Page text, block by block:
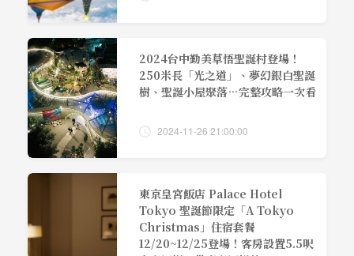
2024台中勤美草悟聖誕村登場！
250米長「光之道」、夢幻銀白聖誕
樹、聖誕小屋聚落…完整攻略一次看
2024-11-26 21:00:00
東京皇宮飯店 Palace Hotel
Tokyo 聖誕節限定「A Tokyo
Christmas」住宿套餐
12/20~12/25登場！客房設置5.5呎